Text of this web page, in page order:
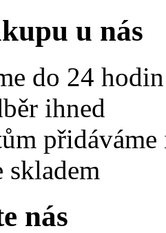
u nás
do 24 hodin
ihned
skladem
nás